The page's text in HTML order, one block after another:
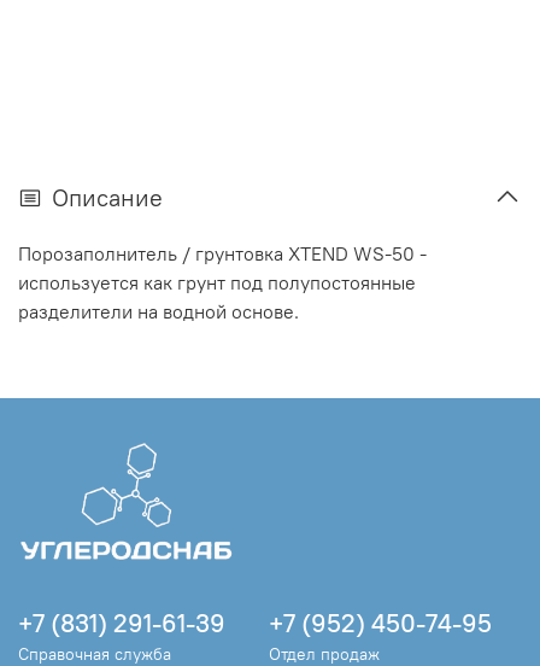
Описание
Порозаполнитель / грунтовка XTEND WS-50 -
используется как грунт под полупостоянные
разделители на водной основе.
+7 (831) 291-61-39
Справочная служба
+7 (952) 450-74-95
Отдел продаж